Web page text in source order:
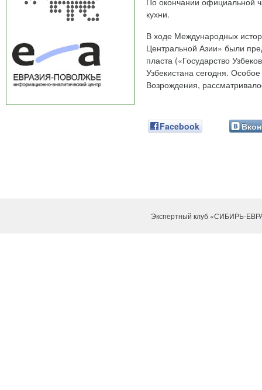
кухни.
В ходе Международных
Центральной Азии» были
пласта («Государство
Узбекистана сегодня.
Возрождения,
Facebook
Экспертный клуб «СИБИРЬ-